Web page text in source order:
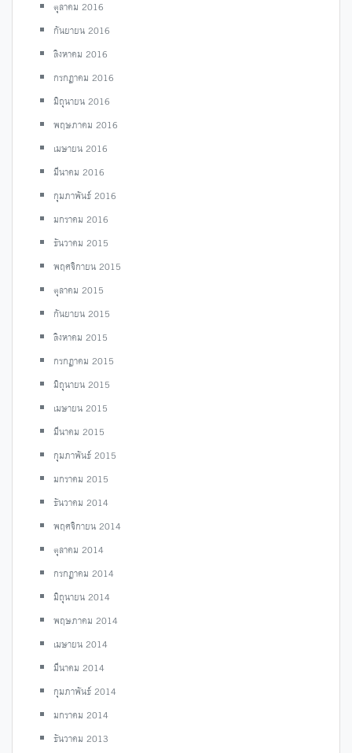
ตุลาคม 2016
กันยายน 2016
สิงหาคม 2016
กรกฎาคม 2016
มิถุนายน 2016
พฤษภาคม 2016
เมษายน 2016
มีนาคม 2016
กุมภาพันธ์ 2016
มกราคม 2016
ธันวาคม 2015
พฤศจิกายน 2015
ตุลาคม 2015
กันยายน 2015
สิงหาคม 2015
กรกฎาคม 2015
มิถุนายน 2015
เมษายน 2015
มีนาคม 2015
กุมภาพันธ์ 2015
มกราคม 2015
ธันวาคม 2014
พฤศจิกายน 2014
ตุลาคม 2014
กรกฎาคม 2014
มิถุนายน 2014
พฤษภาคม 2014
เมษายน 2014
มีนาคม 2014
กุมภาพันธ์ 2014
มกราคม 2014
ธันวาคม 2013